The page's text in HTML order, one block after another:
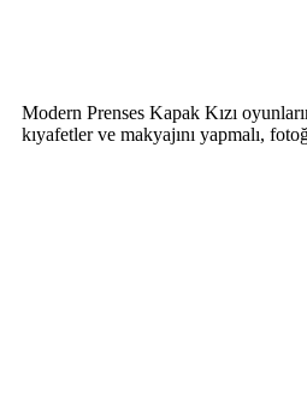
Modern Prenses Kapak Kızı
kıyafetler ve makyajını yapmalı,